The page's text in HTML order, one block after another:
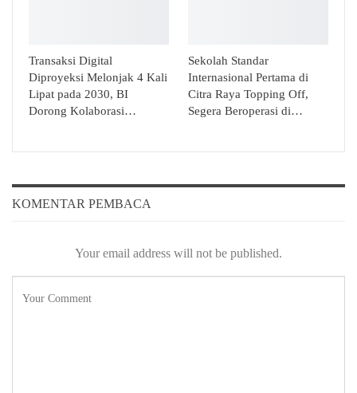
Transaksi Digital
Diproyeksi Melonjak 4 Kali
Lipat pada 2030, BI
Dorong Kolaborasi…
Sekolah Standar
Internasional Pertama di
Citra Raya Topping Off,
Segera Beroperasi di…
KOMENTAR PEMBACA
Your email address will not be published.